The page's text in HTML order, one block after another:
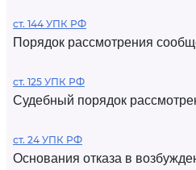
ст. 144 УПК РФ
Порядок рассмотрения
ст. 125 УПК РФ
Судебный порядок
ст. 24 УПК РФ
Основания отказа в